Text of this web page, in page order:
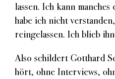
lassen. Ich kann
habe ich nicht
reingelassen. Ich blieb
Also schildert Gotthard
hört, ohne Interviews,